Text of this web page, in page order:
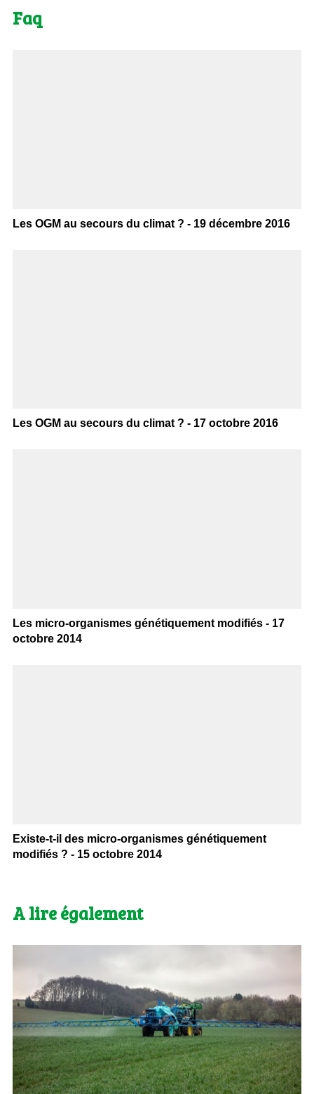
Faq
Les OGM au secours du climat ? - 19 décembre 2016
Les OGM au secours du climat ? - 17 octobre 2016
Les micro-organismes génétiquement modifiés - 17
octobre 2014
Existe-t-il des micro-organismes génétiquement
modifiés ? - 15 octobre 2014
A lire également